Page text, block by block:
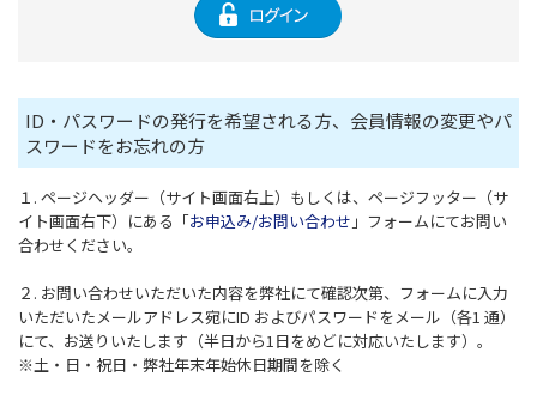
ID・パスワードの発行を希望される方、会員情報の変更やパ
スワードをお忘れの方
１. ページヘッダー（サイト画面右上）もしくは、ページフッター（サ
イト画面右下）にある「お申込み/お問い合わせ 」フォームにてお問い
合わせください。
２. お問い合わせいただいた内容を弊社にて確認次第、フォームに入力
いただいたメールアドレス宛にID およびパスワードをメール（各1 通）
にて、お送りいたします（半日から1日をめどに対応いたします）。
※土・日・祝日・弊社年末年始休日期間を除く